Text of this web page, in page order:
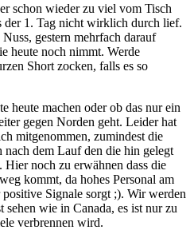
schon wieder zu viel vom Tisch
der 1. Tag nicht wirklich durch lief.
gestern mehrfach darauf
heute noch nimmt. Werde
Short zocken, falls es so
heute machen oder ob das nur ein
gegen Norden geht. Leider hat
mitgenommen, zumindest die
dem Lauf den die hin gelegt
Hier noch zu erwähnen dass die
kommt, da hohes Personal am
Signale sorgt ;). Wir werden
wie in Canada, es ist nur zu
verbrennen wird.